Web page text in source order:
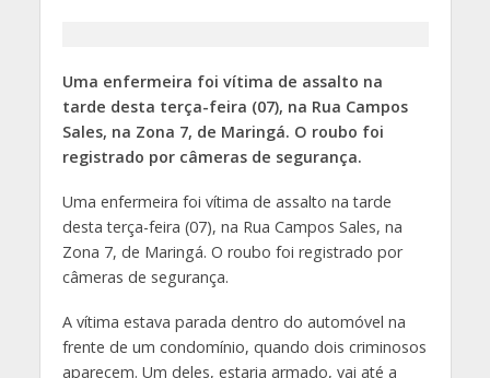
Uma enfermeira foi vítima de assalto na
tarde desta terça-feira (07), na Rua Campos
Sales, na Zona 7, de Maringá. O roubo foi
registrado por câmeras de segurança.
Uma enfermeira foi vítima de assalto na tarde
desta terça-feira (07), na Rua Campos Sales, na
Zona 7, de Maringá. O roubo foi registrado por
câmeras de segurança.
A vítima estava parada dentro do automóvel na
frente de um condomínio, quando dois criminosos
aparecem. Um deles, estaria armado, vai até a